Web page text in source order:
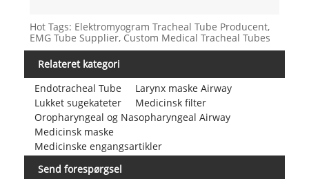
Hot Tags: Elektromyogram Tracheal Tube Producent,
EMG Tube Supplier, Custom Medical Tracheal Tubes
Relateret kategori
Endotracheal Tube
Larynx maske Airway
Lukket sugekateter
Medicinsk filter
Oropharyngeal og Nasopharyngeal Airway
Medicinsk maske
Medicinske engangsartikler
Send forespørgsel